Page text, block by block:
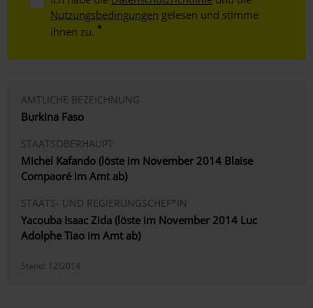
Nutzungsbedingungen gelesen und stimme
ihnen zu.
AMTLICHE BEZEICHNUNG
Burkina Faso
STAATSOBERHAUPT
Michel Kafando (löste im November 2014 Blaise
Compaoré im Amt ab)
STAATS- UND REGIERUNGSCHEF*IN
Yacouba Isaac Zida (löste im November 2014 Luc
Adolphe Tiao im Amt ab)
Stand: 12/2014